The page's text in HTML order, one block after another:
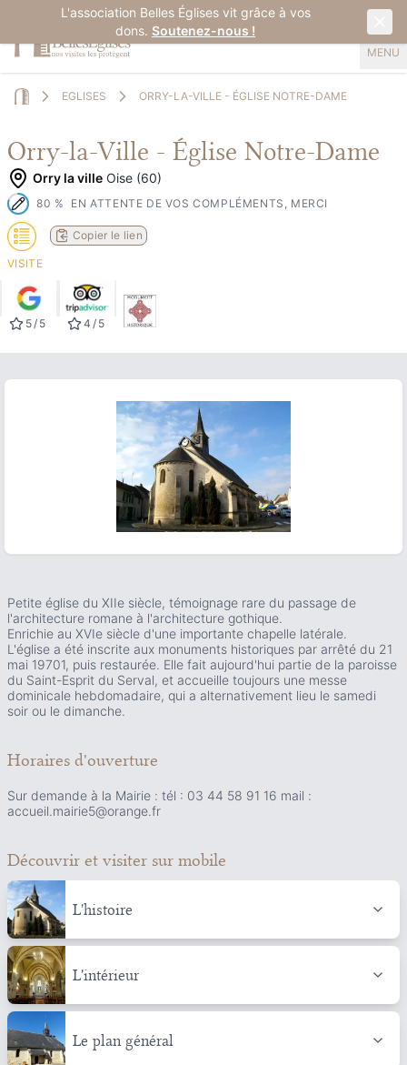
L'association Belles Églises vit grâce à vos
dons. Soutenez-nous !
MENU
EGLISES ORRY-LA-VILLE - ÉGLISE NOTRE-DAME
Orry-la-Ville - Église Notre-Dame
Orry la ville Oise (60)
80 % EN ATTENTE DE VOS COMPLÉMENTS, MERCI
VISITE
Copier le lien
5/ 5 4 / 5
Petite église du XIIe siècle, témoignage rare du passage de
l'architecture romane à l'architecture gothique.
Enrichie au XVIe siècle d'une importante chapelle latérale.
L'église a été inscrite aux monuments historiques par arrêté du 21
mai 19701, puis restaurée. Elle fait aujourd'hui partie de la paroisse
du Saint-Esprit du Serval, et accueille toujours une messe
dominicale hebdomadaire, qui a alternativement lieu le samedi
soir ou le dimanche.
Horaires d'ouverture
Sur demande à la Mairie : tél : 03 44 58 91 16 mail :
accueil.mairie5@orange.fr
Découvrir et visiter sur mobile
L'histoire
L'intérieur
Le plan général